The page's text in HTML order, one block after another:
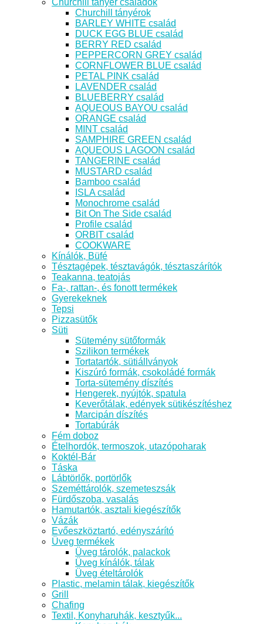
Churchill tányérok
BARLEY WHITE család
DUCK EGG BLUE család
BERRY RED család
PEPPERCORN GREY család
CORNFLOWER BLUE család
PETAL PINK család
LAVENDER család
BLUEBERRY család
AQUEOUS BAYOU család
ORANGE család
MINT család
SAMPHIRE GREEN család
AQUEOUS LAGOON család
TANGERINE család
MUSTARD család
Bamboo család
ISLA család
Monochrome család
Bit On The Side család
Profile család
ORBIT család
COOKWARE
Kínálók, Büfé
Tésztagépek, tésztavágók, tésztaszárítók
Teakanna, teatojás
Fa-, rattan-, és fonott termékek
Gyerekeknek
Tepsi
Pizzasütők
Süti
Sütemény sütőformák
Szilikon termékek
Tortatartók, sütiállványok
Kiszúró formák, csokoládé formák
Torta-sütemény díszítés
Hengerek, nyújtók, spatula
Keverőtálak, edények sütikészítéshez
Marcipán díszítés
Tortabúrák
Fém doboz
Ételhordók, termoszok, utazópoharak
Koktél-Bár
Táska
Lábtörlők, portörlők
Szeméttárolók, szemeteszsák
Fürdőszoba, vasalás
Hamutartók, asztali kiegészítők
Vázák
Evőeszköztartó, edényszárító
Üveg termékek
Üveg tárolók, palackok
Üveg kínálók, tálak
Üveg ételtárolók
Plastic, melamin tálak, kiegészítők
Grill
Chafing
Textil, Konyharuhák, kesztyűk...